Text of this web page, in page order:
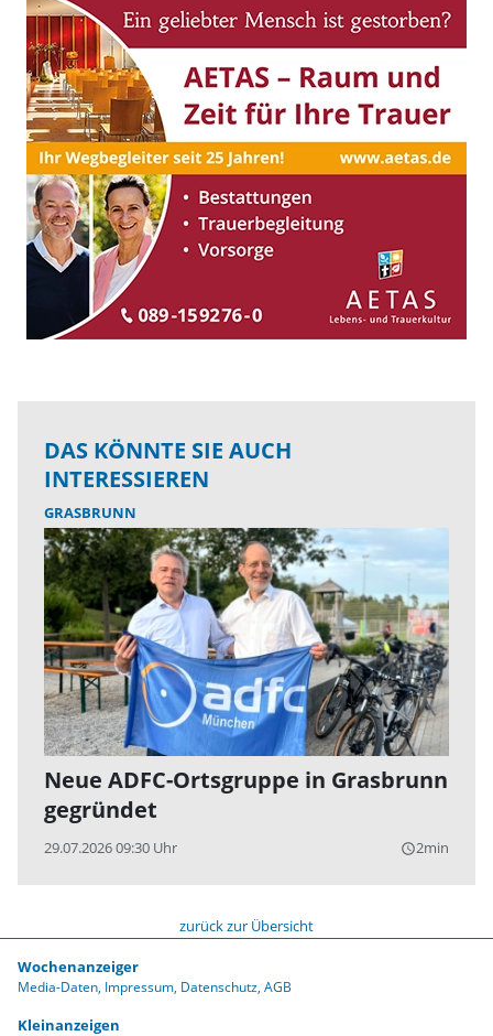
DAS KÖNNTE SIE AUCH
INTERESSIEREN
GRASBRUNN
Neue ADFC-Ortsgruppe in Grasbrunn
gegründet
29.07.2026 09:30 Uhr query_builder2min
zurück zur Übersicht
Wochenanzeiger
Media-Daten Impressum Datenschutz AGB
Kleinanzeigen